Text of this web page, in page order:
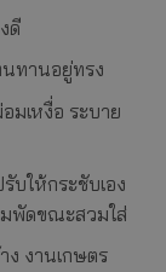
ดี
นทานอยู่ทรง
มเหงื่อ ระบาย
บให้กระชับเอง
พัดขณะสวมใส่
ง งานเกษตร